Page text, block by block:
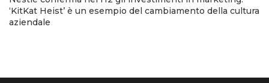
‘KitKat Heist’ è un esempio del cambiamento della cultura
aziendale